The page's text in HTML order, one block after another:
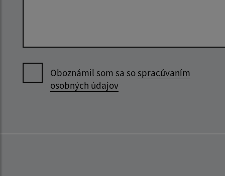
Oboznámil som sa sospracúvaním
osobných údajov